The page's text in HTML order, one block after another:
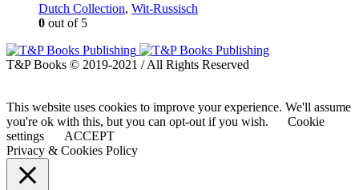
Dutch Collection, Wit-Russisch
0 out of 5
T&P Books © 2019-2021 / All Rights Reserved
This website uses cookies to improve your experience. We'll assume
you're ok with this, but you can opt-out if you wish.
Cookie
settings
ACCEPT
Privacy & Cookies Policy